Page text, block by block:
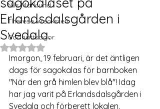
Nils Marklund
Therese Wecksten
Godnattsagor
Erlandsdalsgården i
Svedala.
Betygsatt till NaN av 5 stjärnor.
Imorgon, 19 februari, är det äntligen
dags för sagokalas för barnboken
"När den grå himlen blev blå"! Idag
har jag varit på Erlandsdalsgården i
Svedala och förberett lokalen.